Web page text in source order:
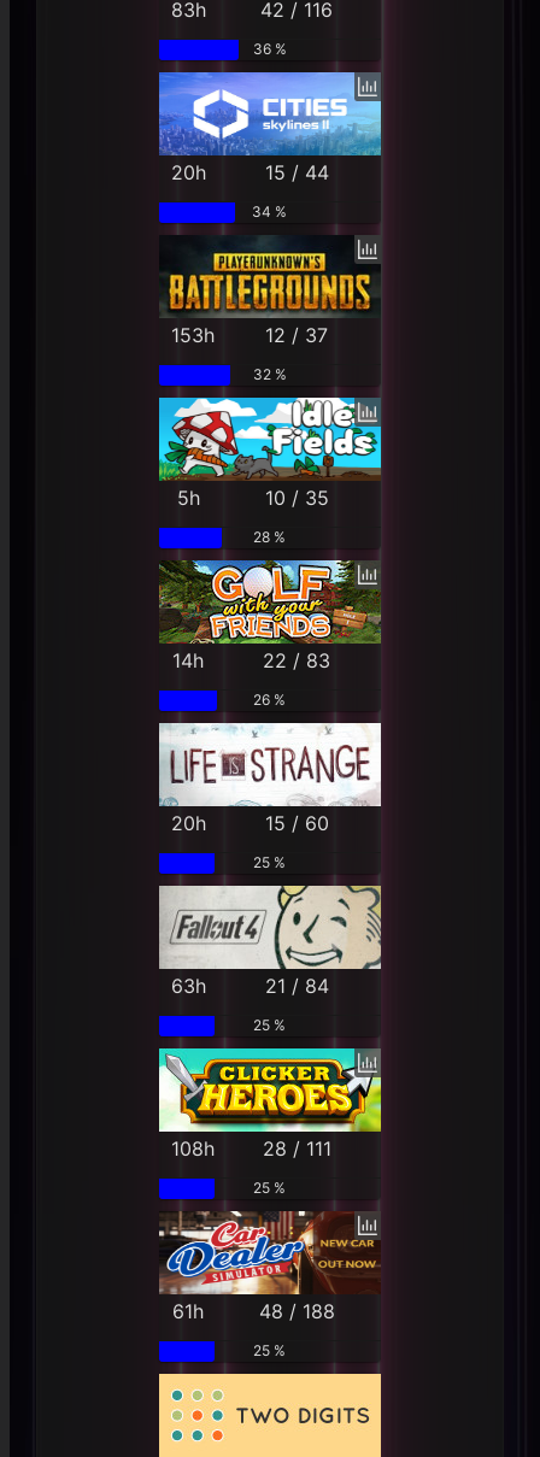
83h 42 / 116
36 %
20h 15 / 44
34 %
153h 12 / 37
32 %
5h 10 / 35
28 %
14h 22 / 83
26 %
20h 15 / 60
25 %
63h 21 / 84
25 %
108h 28 / 111
25 %
61h 48 / 188
25 %